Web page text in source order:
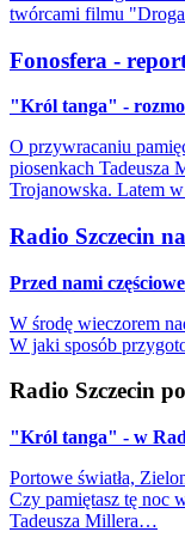
twórcami filmu
Fonosfera -
"Król tanga" -
O przywracaniu
piosenkach Tadeusza
Trojanowska. Latem
Radio Szczecin
Przed nami
W środę wieczorem
W jaki sposób
Radio Szczecin
"Król tanga" - w
Portowe światła,
Czy pamiętasz tę noc
Tadeusza Millera…